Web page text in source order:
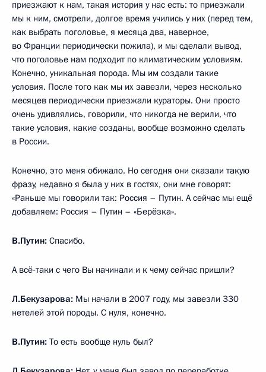
приезжают к нам, такая история у нас есть: то приезжали
мы к ним, смотрели, долгое время учились у них (перед тем,
как выбрать поголовье, я месяца два, наверное,
во Франции периодически пожила), и мы сделали вывод,
что поголовье нам подходит по климатическим условиям.
Конечно, уникальная порода. Мы им создали такие
условия. После того как мы их завезли, через несколько
месяцев периодически приезжали кураторы. Они просто
очень удивлялись, говорили, что никогда не верили, что
такие условия, какие созданы, вообще возможно сделать
в России.
Конечно, это меня обижало. Но сегодня они сказали такую
фразу, недавно я была у них в гостях, они мне говорят:
«Раньше мы говорили так: Россия – Путин. А сейчас мы ещё
добавляем: Россия – Путин – «Берёзка».
В.Путин: Спасибо.
А всё‑таки с чего Вы начинали и к чему сейчас пришли?
Л.Бекузарова: Мы начали в 2007 году, мы завезли 330
нетелей этой породы. С нуля, конечно.
В.Путин: То есть вообще нуль был?